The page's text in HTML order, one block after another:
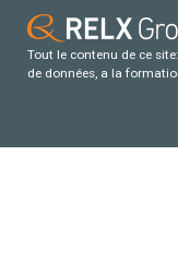
Tout le contenu de ce
de données, a la